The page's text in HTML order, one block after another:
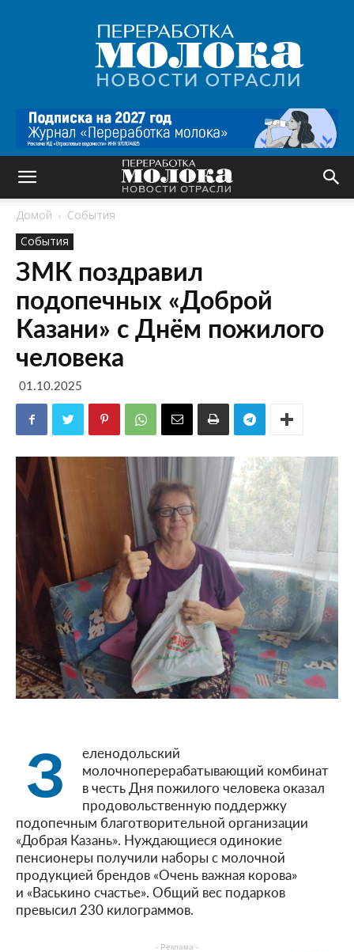
Переработка
молока
|
Новости
Домой
События
События
ЗМК поздравил
подопечных «Доброй
Казани» с Днём пожилого
человека
01.10.2025
З
еленодольский
молочноперерабатывающий комбинат
в честь Дня пожилого человека оказал
продовольственную поддержку
подопечным благотворительной организации
«Добрая Казань». Нуждающиеся одинокие
пенсионеры получили наборы с молочной
продукцией брендов «Очень важная корова»
и «Васькино счастье». Общий вес подарков
превысил 230 килограммов.
- Реклама -